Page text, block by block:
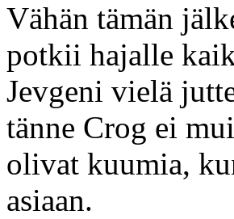
Vähän tämän
potkii hajalle
Jevgeni vielä
tänne Crog ei
olivat kuumia,
asiaan.